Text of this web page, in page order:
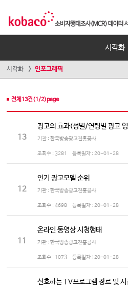
시각화
시각화 인포그래픽
전체 13건(1 /2)page
13
광고의 효과(성별/연령별 광고
기관 : 한국방송광고진흥공사
조회수 : 3281 등록일자 : 20-01-28
12
인기 광고모델 순위
기관 : 한국방송광고진흥공사
조회수 : 4698 등록일자 : 20-01-28
11
온라인 동영상 시청행태
기관 : 한국방송광고진흥공사
조회수 : 1073 등록일자 : 20-01-28